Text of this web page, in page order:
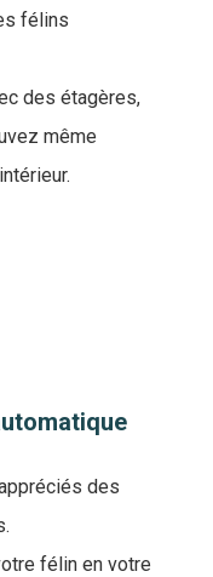
félins
des étagères,
même
des
félin en votre